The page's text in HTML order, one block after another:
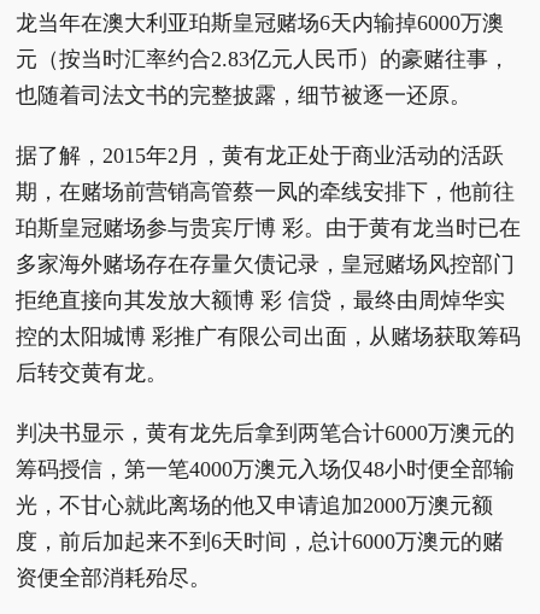
龙当年在澳大利亚珀斯皇冠赌场6天内输掉6000万澳
元（按当时汇率约合2.83亿元人民币）的豪赌往事，
也随着司法文书的完整披露，细节被逐一还原。
据了解，2015年2月，黄有龙正处于商业活动的活跃
期，在赌场前营销高管蔡一凤的牵线安排下，他前往
珀斯皇冠赌场参与贵宾厅博 彩。由于黄有龙当时已在
多家海外赌场存在存量欠债记录，皇冠赌场风控部门
拒绝直接向其发放大额博 彩 信贷，最终由周焯华实
控的太阳城博 彩推广有限公司出面，从赌场获取筹码
后转交黄有龙。
判决书显示，黄有龙先后拿到两笔合计6000万澳元的
筹码授信，第一笔4000万澳元入场仅48小时便全部输
光，不甘心就此离场的他又申请追加2000万澳元额
度，前后加起来不到6天时间，总计6000万澳元的赌
资便全部消耗殆尽。